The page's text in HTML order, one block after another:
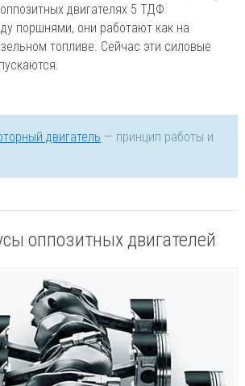
двигателях 5 ТДФ
поршнями, они работают как на
топливе. Сейчас эти силовые
двигатель — принцип работы и
оппозитных двигателей